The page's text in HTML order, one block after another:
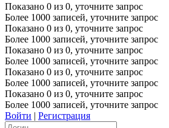
Показано 0 из 0, уточните запрос
Более 1000 записей, уточните запрос
Показано 0 из 0, уточните запрос
Более 1000 записей, уточните запрос
Показано 0 из 0, уточните запрос
Более 1000 записей, уточните запрос
Показано 0 из 0, уточните запрос
Более 1000 записей, уточните запрос
Показано 0 из 0, уточните запрос
Более 1000 записей, уточните запрос
Войти | Регистрация